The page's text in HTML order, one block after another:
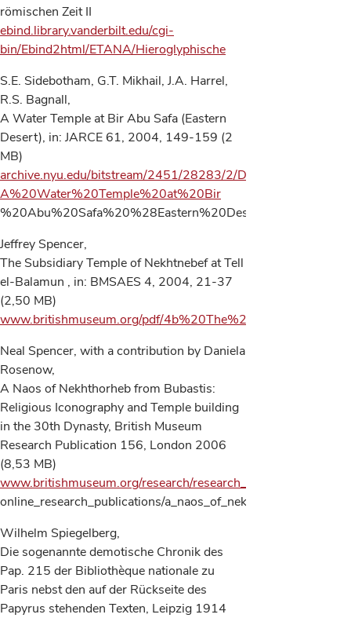
römischen Zeit II
ebind.library.vanderbilt.edu/cgi-
bin/Ebind2html/ETANA/Hieroglyphische
S.E. Sidebotham, G.T. Mikhail, J.A. Harrel,
R.S. Bagnall,
A Water Temple at Bir Abu Safa (Eastern
Desert), in: JARCE 61, 2004, 149-159 (2
MB)
archive.nyu.edu/bitstream/2451/28283/2/D202-
A%20Water%20Temple%20at%20Bir
%20Abu%20Safa%20%28Eastern%20Desert%29.pdf
Jeffrey Spencer,
The Subsidiary Temple of Nekhtnebef at Tell
el-Balamun , in: BMSAES 4, 2004, 21-37
(2,50 MB)
www.britishmuseum.org/pdf/
Neal Spencer, with a contribution by Daniela
Rosenow,
A Naos of Nekhthorheb from Bubastis:
Religious Iconography and Temple building
in the 30th Dynasty, British Museum
Research Publication 156, London 2006
(8,53 MB)
www.britishmuseum.org/research/research_publications/
online_research_publications/a_naos_of_nekhthorheb.aspx
Wilhelm Spiegelberg,
Die sogenannte demotische Chronik des
Pap. 215 der Bibliothèque nationale zu
Paris nebst den auf der Rückseite des
Papyrus stehenden Texten, Leipzig 1914